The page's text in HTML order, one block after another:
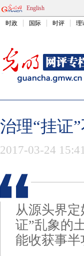
English
时政 国际 时评 理
治理“挂证
2017-03-24
从源头界
证”乱象的
能收获事半